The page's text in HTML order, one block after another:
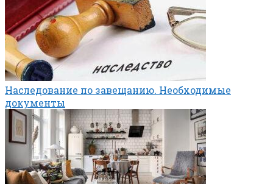
Наследование по завещанию. Необходимые
документы